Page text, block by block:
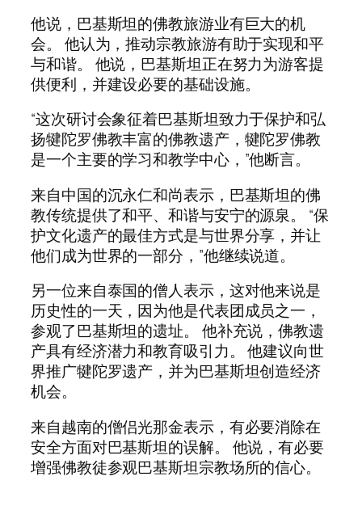
他说，巴基斯坦的佛教旅游业有巨大的机
会。 他认为，推动宗教旅游有助于实现和平
与和谐。 他说，巴基斯坦正在努力为游客提
供便利，并建设必要的基础设施。
“这次研讨会象征着巴基斯坦致力于保护和弘
扬犍陀罗佛教丰富的佛教遗产，犍陀罗佛教
是一个主要的学习和教学中心，”他断言。
来自中国的沉永仁和尚表示，巴基斯坦的佛
教传统提供了和平、和谐与安宁的源泉。 “保
护文化遗产的最佳方式是与世界分享，并让
他们成为世界的一部分，”他继续说道。
另一位来自泰国的僧人表示，这对他来说是
历史性的一天，因为他是代表团成员之一，
参观了巴基斯坦的遗址。 他补充说，佛教遗
产具有经济潜力和教育吸引力。 他建议向世
界推广犍陀罗遗产，并为巴基斯坦创造经济
机会。
来自越南的僧侣光那金表示，有必要消除在
安全方面对巴基斯坦的误解。 他说，有必要
增强佛教徒参观巴基斯坦宗教场所的信心。